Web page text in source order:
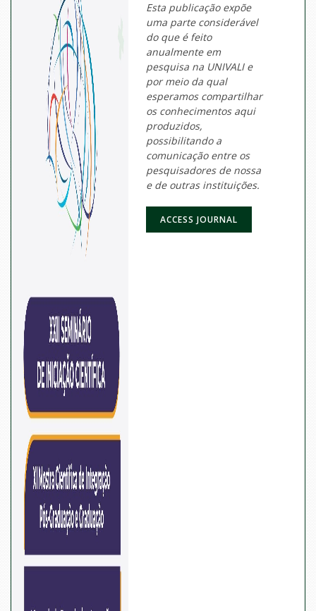
Esta publicação expõe
uma parte considerável
do que é feito
anualmente em
pesquisa na UNIVALI e
por meio da qual
esperamos compartilhar
os conhecimentos aqui
produzidos,
possibilitando a
comunicação entre os
pesquisadores de nossa
e de outras instituições.
ACCESS JOURNAL